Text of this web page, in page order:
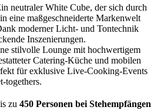
neutraler White Cube, der sich durch
eine maßgeschneiderte Markenwelt
moderner Licht- und Tontechnik
Inszenierungen.
stilvolle Lounge mit hochwertigem
Catering-Küche und mobilen
für exklusive Live-Cooking-Events
togethers.
zu 450 Personen bei Stehempfängen